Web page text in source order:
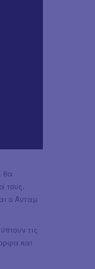
θα
τους.
ο Άνταμ
τις
και